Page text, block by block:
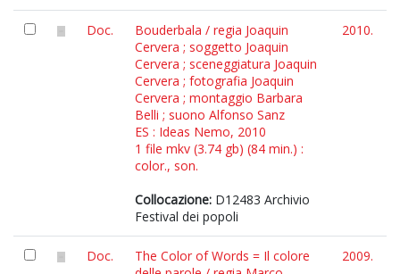
Doc.
Bouderbala / regia Joaquin
Cervera ; soggetto Joaquin
Cervera ; sceneggiatura Joaquin
Cervera ; fotografia Joaquin
Cervera ; montaggio Barbara
Belli ; suono Alfonso Sanz
ES : Ideas Nemo, 2010
1 file mkv (3.74 gb) (84 min.) :
color., son.
Collocazione: D12483 Archivio
Festival dei popoli
2010.
Doc.
The Color of Words = Il colore
2009.